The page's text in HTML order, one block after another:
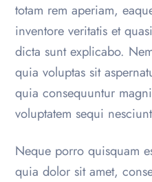
totam rem aperiam,
inventore veritatis et
dicta sunt explicabo.
quia voluptas sit
quia consequuntur
voluptatem sequi
Neque porro quisquam
quia dolor sit amet,